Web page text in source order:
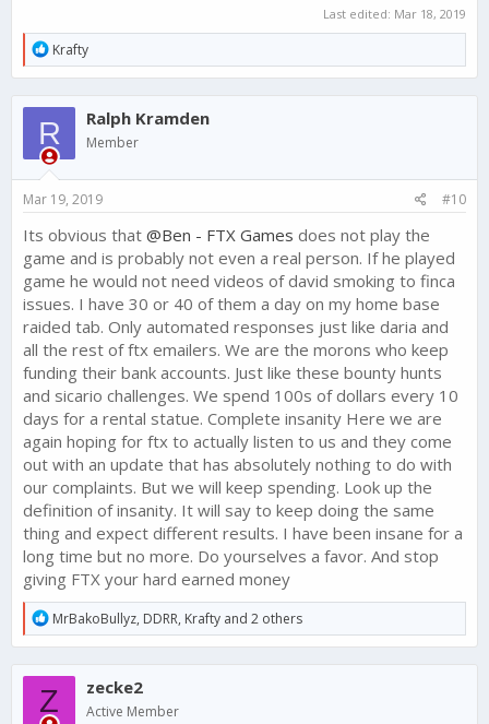
Last edited: Mar 18, 2019
R
e
a
c
i
o
n
:
Krafty
R Ralph Kramden
Member
Mar 19, 2019 #10
Its obvious that @Ben - FTX Games does not play the
game and is probably not even a real person. If he played
game he would not need videos of david smoking to finca
issues. I have 30 or 40 of them a day on my home base
raided tab. Only automated responses just like daria and
all the rest of ftx emailers. We are the morons who keep
funding their bank accounts. Just like these bounty hunts
and sicario challenges. We spend 100s of dollars every 10
days for a rental statue. Complete insanity Here we are
again hoping for ftx to actually listen to us and they come
out with an update that has absolutely nothing to do with
our complaints. But we will keep spending. Look up the
definition of insanity. It will say to keep doing the same
thing and expect different results. I have been insane for a
long time but no more. Do yourselves a favor. And stop
giving FTX your hard earned money
R
e
a
c
t
i
MrBakoBullyz, DDRR, Krafty and 2 others
Z zecke2
Active Member